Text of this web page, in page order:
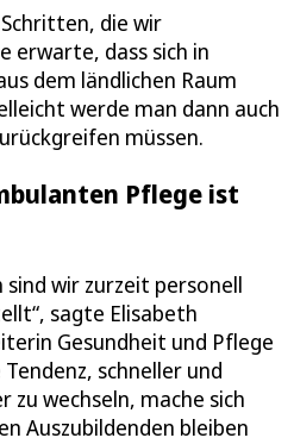
die wir
erwarte, dass sich in
dem ländlichen Raum
werde man dann auch
müssen.
Pflege ist
wir zurzeit personell
sagte Elisabeth
Gesundheit und Pflege
schneller und
wechseln, mache sich
Auszubildenden bleiben